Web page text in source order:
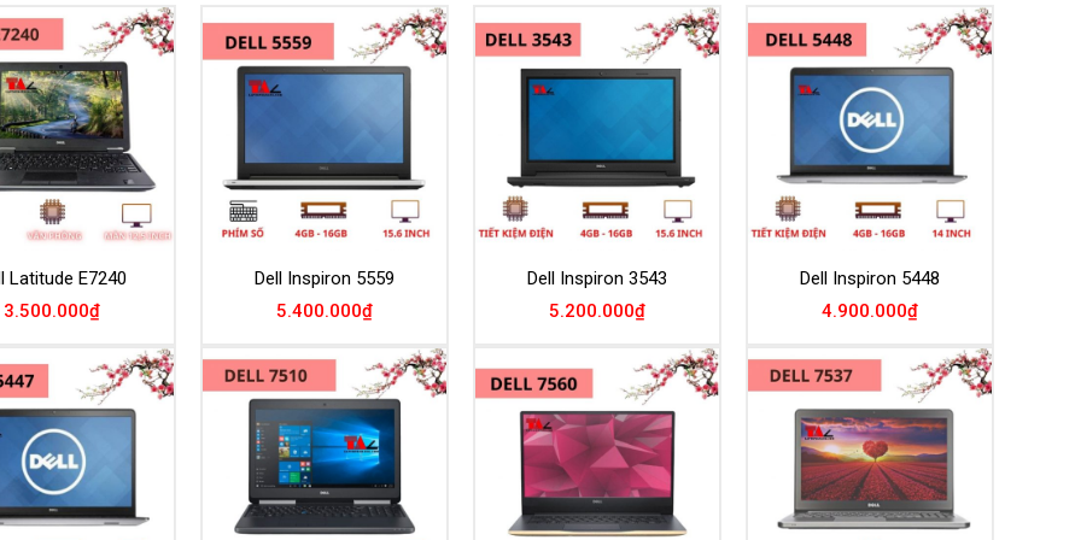
Add to
Wishlist
Latitude E7240
3.500.000₫
Add to
Dell Inspiron 5559
5.400.000₫
Add to
Dell Inspiron 3543
5.200.000₫
Add to
Dell Inspiron 5448
4.900.000₫
Add to
Add to
Wishlist
Add to
Wishlist
Add to
Wishlist